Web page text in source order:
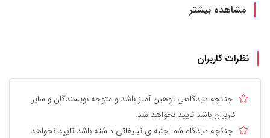
مشاهده بیشتر
نظرات کاربران
چنانچه دیدگاهی توهین آمیز باشد و متوجه نویسندگان و سایر
کاربران باشد تایید نخواهد شد.
چنانچه دیدگاه شما جنبه ی تبلیغاتی داشته باشد تایید نخواهد